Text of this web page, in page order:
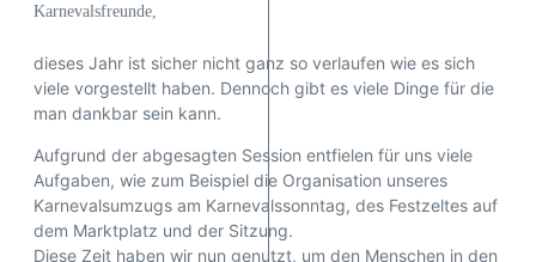
Karnevalsfreunde,
dieses Jahr ist sicher nicht ganz so verlaufen wie es sich
viele vorgestellt haben. Dennoch gibt es viele Dinge für die
man dankbar sein kann.
Aufgrund der abgesagten Session entfielen für uns viele
Aufgaben, wie zum Beispiel die Organisation unseres
Karnevalsumzugs am Karnevalssonntag, des Festzeltes auf
dem Marktplatz und der Sitzung.
Diese Zeit haben wir nun genutzt, um den Menschen in den